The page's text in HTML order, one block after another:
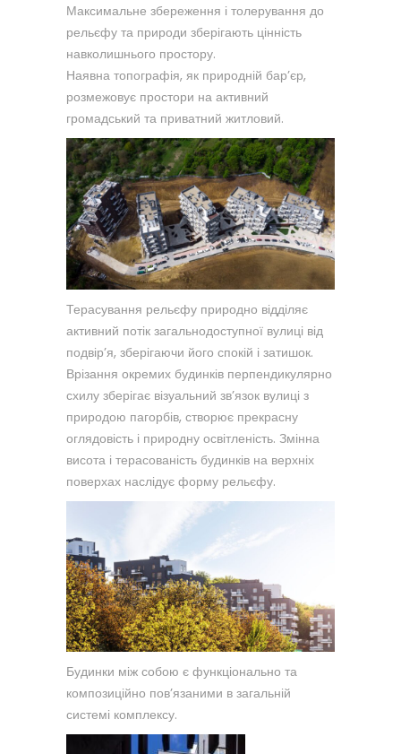
Максимальне збереження і толерування до
рельєфу та природи зберігають цінність
навколишнього простору.
Наявна топографія, як природній бар’єр,
розмежовує простори на активний
громадський та приватний житловий.
Терасування рельєфу природно відділяє
активний потік загальнодоступної вулиці від
подвір’я, зберігаючи його спокій і затишок.
Врізання окремих будинків перпендикулярно
схилу зберігає візуальний зв’язок вулиці з
природою пагорбів, створює прекрасну
оглядовість і природну освітленість. Змінна
висота і терасованість будинків на верхніх
поверхах наслідує форму рельєфу.
Будинки між собою є функціонально та
композиційно пов’язаними в загальній
системі комплексу.